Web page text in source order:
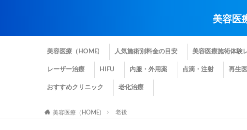
美容医
美容医療（HOME) 人気施術別料金の目安 美容医療施術体験
レーザー治療 HIFU 内服・外用薬 点滴・注射 再生
おすすめクリニック 老化治療
美容医療（HOME) 老後